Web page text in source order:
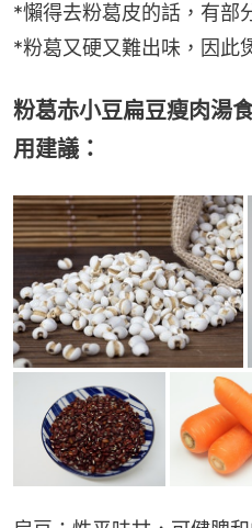
*懶得去粉葛皮的話，有部
*粉葛又硬又難出味，因此
粉葛赤小豆扁豆瘦肉湯
用建議：